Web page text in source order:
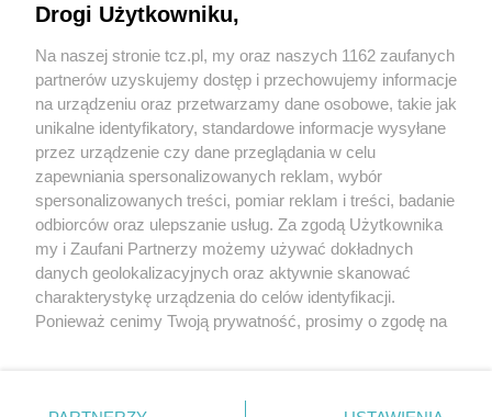
O FIRMIE POLITYKA PRYWATNOŚCI HOSTING
REKLAMA WSPÓŁPRACA RSS FACEBOOK KONTAKT
Nasze serwisy
Aktualności
Tcz24
Muzyka i kultura
Archiwum wydarzeń
Drogi Użytkowniku,
Na naszej stronie tcz.pl, my oraz naszych 1162 zaufanych
partnerów uzyskujemy dostęp i przechowujemy informacje
na urządzeniu oraz przetwarzamy dane osobowe, takie jak
unikalne identyfikatory, standardowe informacje wysyłane
przez urządzenie czy dane przeglądania w celu
zapewniania spersonalizowanych reklam, wybór
spersonalizowanych treści, pomiar reklam i treści, badanie
odbiorców oraz ulepszanie usług. Za zgodą Użytkownika
my i Zaufani Partnerzy możemy używać dokładnych
danych geolokalizacyjnych oraz aktywnie skanować
charakterystykę urządzenia do celów identyfikacji.
Ponieważ cenimy Twoją prywatność, prosimy o zgodę na